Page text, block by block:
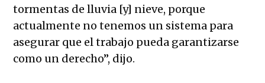
tormentas de lluvia [y] nieve, porque
actualmente no tenemos un sistema para
asegurar que el trabajo pueda garantizarse
como un derecho”, dijo.